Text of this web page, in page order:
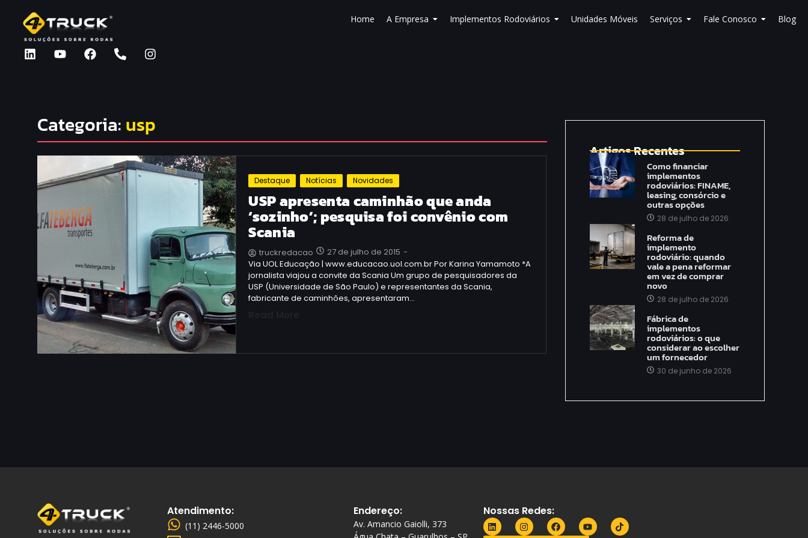
Home A Empresa Implementos Rodoviários Unidades Móveis Serviços Fale Conosco Blog
Categoria: usp
Destaque Notícias Novidades
USP apresenta caminhão que anda
‘sozinho’; pesquisa foi convênio com
Scania
truckredacao 27 de julho de 2015 -
Via UOL Educação | www.educacao.uol.com.br Por Karina Yamamoto *A
jornalista viajou a convite da Scania Um grupo de pesquisadores da
USP (Universidade de São Paulo) e representantes da Scania,
fabricante de caminhões, apresentaram…
Artigos Recentes
Como financiar
implementos
rodoviários: FINAME,
leasing, consórcio e
outras opções
28 de julho de 2026
Reforma de
implemento
rodoviário: quando
vale a pena reformar
em vez de comprar
novo
28 de julho de 2026
Fábrica de
implementos
rodoviários: o que
considerar ao escolher
um fornecedor
30 de junho de 2026
Atendimento:
(11) 2446-5000
Endereço:
Av. Amancio Gaiolli, 373
Nossas Redes: